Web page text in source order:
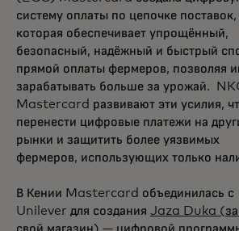
систему оплаты по цепочке поставок,
которая обеспечивает упрощённый,
безопасный, надёжный и быстрый
прямой оплаты фермеров, позволяя
зарабатывать больше за урожай.
Mastercard развивают эти усилия,
перенести цифровые платежи на
рынки и защитить более уязвимых
фермеров, использующих только
В Кении Mastercard объединилась с
Unilever для создания Jaza Duka